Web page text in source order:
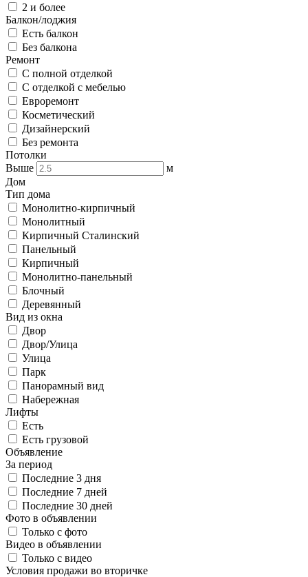
2 и более
Балкон/лоджия
Есть балкон
Без балкона
Ремонт
С полной отделкой
С отделкой с мебелью
Евроремонт
Косметический
Дизайнерский
Без ремонта
Потолки
Выше
м
Дом
Тип дома
Монолитно-кирпичный
Монолитный
Кирпичный Сталинский
Панельный
Кирпичный
Монолитно-панельный
Блочный
Деревянный
Вид из окна
Двор
Двор/Улица
Улица
Парк
Панорамный вид
Набережная
Лифты
Есть
Есть грузовой
Объявление
За период
Последние 3 дня
Последние 7 дней
Последние 30 дней
Фото в объявлении
Только с фото
Видео в объявлении
Только с видео
Условия продажи во вторичке